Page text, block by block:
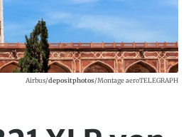
Airbus/depositphotos/Montage aeroTELEGRAPH